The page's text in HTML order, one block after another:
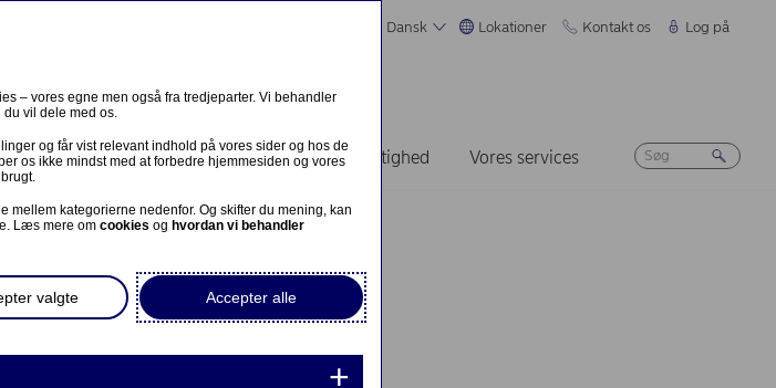
Dansk Lokationer Kontakt os Log på
Nyheder & indblik Karriere Bæredygtighed Vores services
– vores egne men også fra tredjeparter. Vi behandler
du vil dele med os.
og får vist relevant indhold på vores sider og hos de
os ikke mindst med at forbedre hjemmesiden og vores
kategorierne nedenfor. Og skifter du mening, kan
Læs mere om cookies og hvordan vi behandler
Accepter alle
valgte